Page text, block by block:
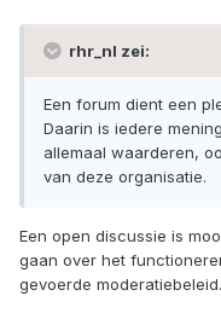
rhr_nl zei:
Een forum dient een
Daarin is iedere
allemaal waarderen,
van deze organisatie.
Een open discussie is
gaan over het
gevoerde moderatiebeleid.